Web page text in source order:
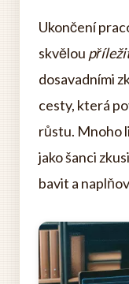
Ukončení
skvělou
dosavadními
cesty, která
růstu. Mnoho
jako šanci
bavit a